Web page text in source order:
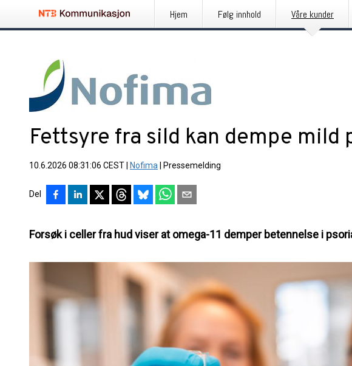
Hjem Følg innhold Våre kunder
Fettsyre fra sild kan dempe mild
10.6.2026 08:31:06 CEST Nofima Pressemelding
Del
Forsøk i celler fra hud viser at omega-11 demper betennelse i